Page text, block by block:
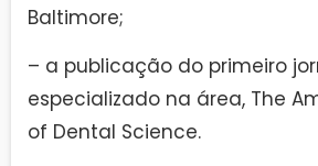
Baltimore;
– a publicação do primeiro
especializado na área, The
of Dental Science.